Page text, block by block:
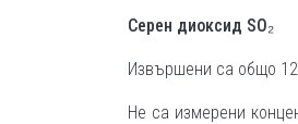
Серен диоксид SO₂
Извършени са общо
Не са измерени